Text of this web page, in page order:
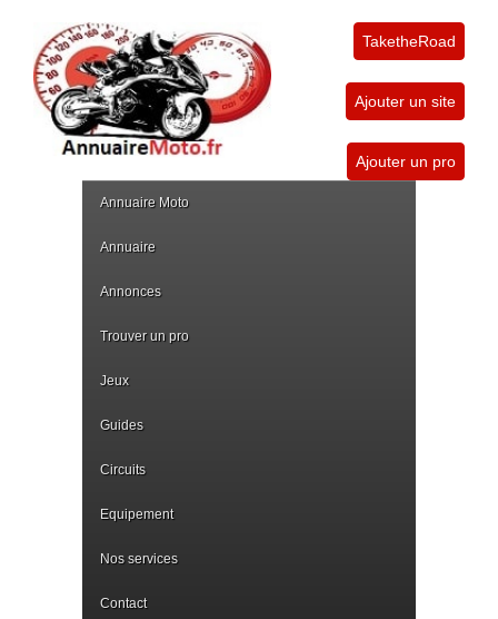
TaketheRoad
Ajouter un site
Ajouter un pro
Annuaire Moto
Annuaire
Annonces
Trouver un pro
Jeux
Guides
Circuits
Equipement
Nos services
Contact